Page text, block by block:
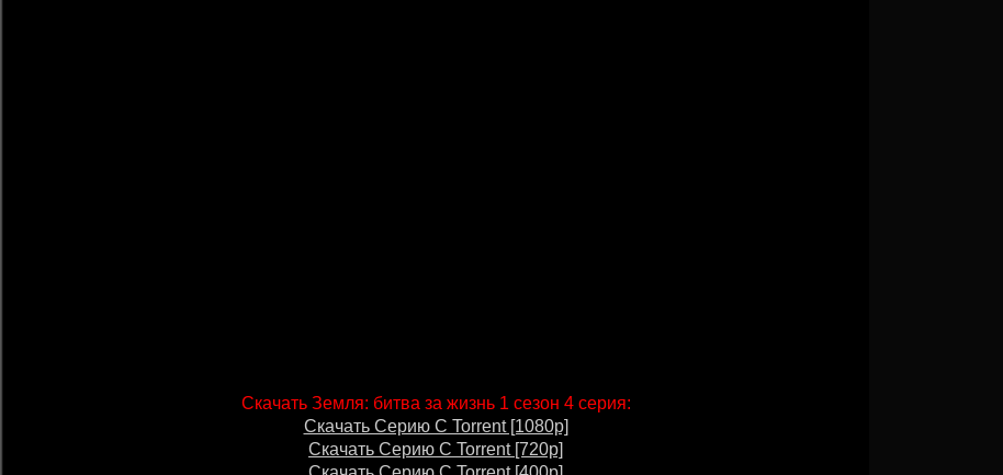
Скачать Земля: битва за жизнь 1 сезон 4 серия:
Скачать Серию С Torrent [1080p]
Скачать Серию С Torrent [720p]